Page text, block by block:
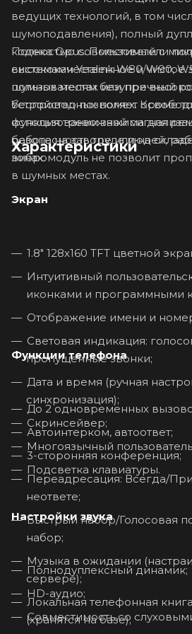
ведущих технологий, в том
шумоподавления), полный
кодека Opus. Пользователи
высококачественное и чистое
шумных местах или при
беспроводных помех. Кроме
функция тревожной
безопасность труда людей,
зонах.
Полностью совместимый с
системами Yealink W80/W90,
пользователям безупречный
Устройство позволяет
использовании зажима для
работе на заводе или на
вибромодуль не позволит
в шумных местах.
Характеристики
Экран
1.8" 128х160 TFT цветной
Интуитивный
иконками и программными
Отображение имени и
Световая индикация:
пропущенные звонки;
Дата и время (ручная
синхронизация);
Скринсейвер;
Многоязычный
Подсветка клавиатуры.
Функции телефона
До 2 одновременных
Автоинтерком, автоответ;
3-сторонняя конференция;
Переадресация: Всегда/
неответе;
Быстрый набор/Голосовая
набор;
Музыка в ожидании
сервере);
Локальная телефонная
(хранятся на базе);
Настройки звука
Полнодуплексный динамик;
HD-аудио;
Совместимость со